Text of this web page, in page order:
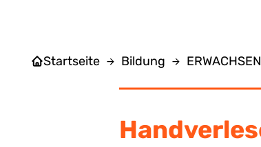
Startseite Bildung